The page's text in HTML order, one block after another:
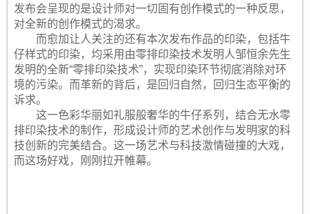
发布会呈现的是设计师对一切固有创作模式的一种反思，
对全新的创作模式的渴求。
而愈加让人关注的还有本次发布作品的印染，包括牛
仔样式的印染，均采用由零排印染技术发明人邹恒余先生
发明的全新“零排印染技术”，实现印染环节彻底消除对环
境的污染。而革新的背后，是回归自然，回归生态平衡的
诉求。
这一色彩华丽如礼服般奢华的牛仔系列，结合无水零
排印染技术的制作，形成设计师的艺术创作与发明家的科
技创新的完美结合。这一场艺术与科技激情碰撞的大戏，
而这场好戏，刚刚拉开帷幕。